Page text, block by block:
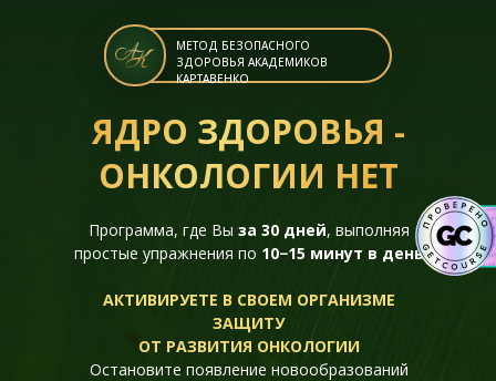
МЕТОД БЕЗОПАСНОГО
ЗДОРОВЬЯ АКАДЕМИКОВ
КАРТАВЕНКО
ЯДРО ЗДОРОВЬЯ -
ОНКОЛОГИИ НЕТ
Программа, где Вы за 30 дней, выполняя
простые упражнения по 10−15 минут в день
АКТИВИРУЕТЕ В СВОЕМ ОРГАНИЗМЕ
ЗАЩИТУ
ОТ РАЗВИТИЯ ОНКОЛОГИИ
Остановите появление новообразований